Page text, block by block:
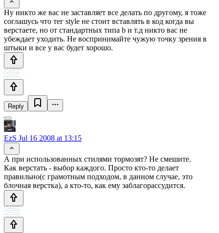
Ну никто же вас не заставляет все делать по другому, я тоже
соглашусь что тег style не стоит вставлять в код когда вы
верстаете, но от стандартных типа b и т.д никто вас не
убеждает уходить. Не воспринимайте чужую точку зрения в
штыки и все у вас будет хорошо.
Reply
EzS Jul 16 2008 at 13:15
А при использованных стилями тормозят? Не смешите.
Как верстать - выбор каждого. Просто кто-то делает
правильно(с грамотным подходом, в данном случае, это
блочная верстка), а кто-то, как ему заблагорассудится.